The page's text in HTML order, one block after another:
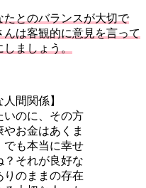
とのバランスが大切で
は客観的に意見を言って
ましょう。
間関係】
いのに、その方
お金はあくま
でも本当に幸せ
？それが良好な
りのままの存在